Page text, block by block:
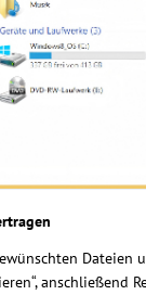
Dateien
anschließend